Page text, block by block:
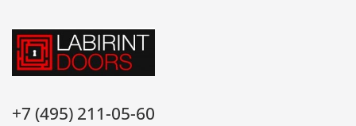
+7 (495) 211-05-60